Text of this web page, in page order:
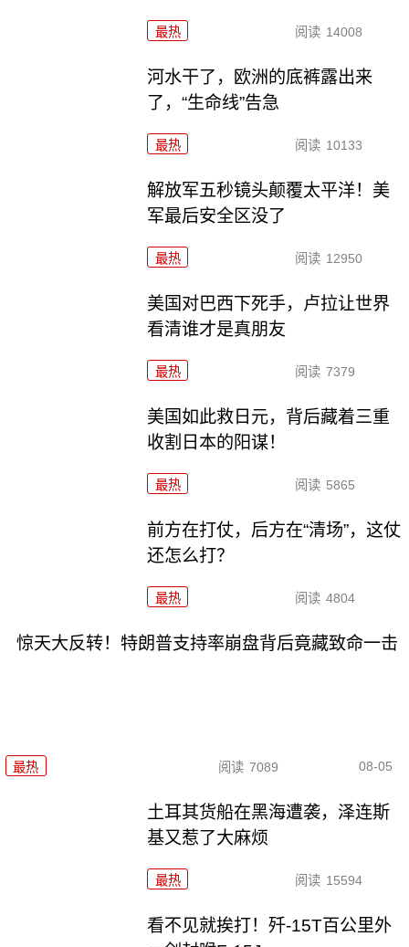
最热 阅读 14008
河水干了，欧洲的底裤露出来
了，“生命线”告急
最热 阅读 10133
解放军五秒镜头颠覆太平洋！美
军最后安全区没了
最热 阅读 12950
美国对巴西下死手，卢拉让世界
看清谁才是真朋友
最热 阅读 7379
美国如此救日元，背后藏着三重
收割日本的阳谋！
最热 阅读 5865
前方在打仗，后方在“清场”，这仗
还怎么打？
最热 阅读 4804
惊天大反转！特朗普支持率崩盘背后竟藏致命一击
最热 阅读 7089 08-05
土耳其货船在黑海遭袭，泽连斯
基又惹了大麻烦
最热 阅读 15594
看不见就挨打！歼-15T百公里外